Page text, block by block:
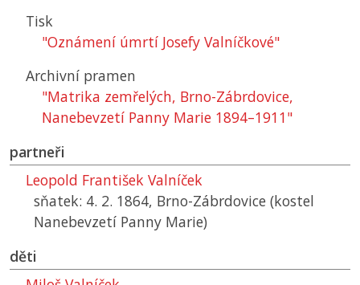
Tisk
"Oznámení úmrtí Josefy Valníčkové"
Archivní pramen
"Matrika zemřelých, Brno-Zábrdovice,
Nanebevzetí Panny Marie 1894–1911"
partneři
Leopold František Valníček
sňatek: 4. 2. 1864, Brno-Zábrdovice (kostel
Nanebevzetí Panny Marie)
děti